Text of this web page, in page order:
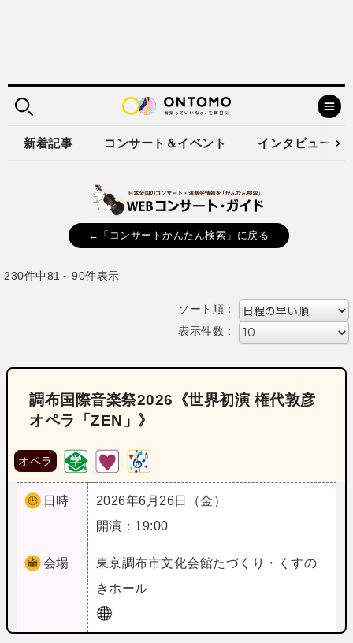
新着記事 コンサート＆イベント インタビュー
←「コンサートかんたん検索」に戻る
230件中81～90件表示
ソート順：
表示件数：
調布国際音楽祭2026《世界初演 権代敦彦
オペラ「ZEN」》
オペラ
日時
2026年6月26日（金）
開演：19:00
会場 東京調布市文化会館たづくり・くすの
きホール